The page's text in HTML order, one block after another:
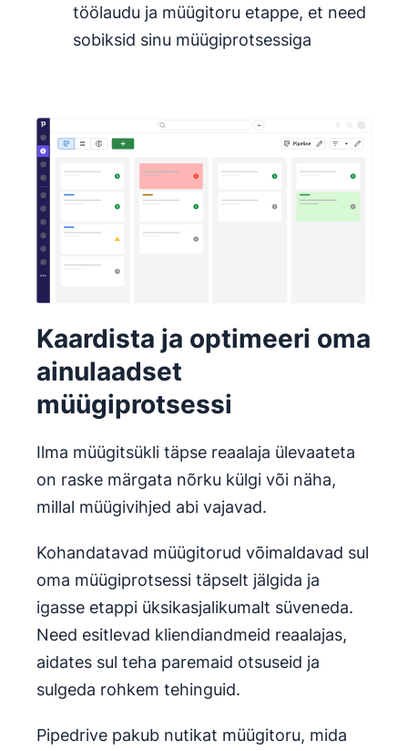
töölaudu ja müügitoru etappe, et need
sobiksid sinu müügiprotsessiga
Kaardista ja optimeeri oma
ainulaadset
müügiprotsessi
Ilma müügitsükli täpse reaalaja ülevaateta
on raske märgata nõrku külgi või näha,
millal müügivihjed abi vajavad.
Kohandatavad müügitorud võimaldavad sul
oma müügiprotsessi täpselt jälgida ja
igasse etappi üksikasjalikumalt süveneda.
Need esitlevad kliendiandmeid reaalajas,
aidates sul teha paremaid otsuseid ja
sulgeda rohkem tehinguid.
Pipedrive pakub nutikat müügitoru, mida